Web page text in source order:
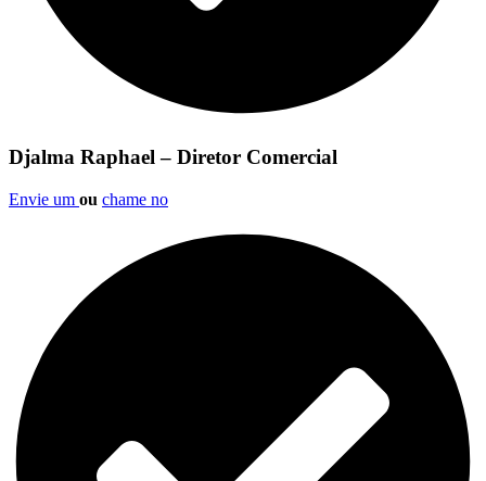
Djalma Raphael – Diretor Comercial
Envie um ou chame no